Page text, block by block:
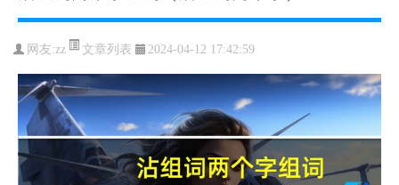
网友:zz 文章列表 2024-04-12 17:42:59